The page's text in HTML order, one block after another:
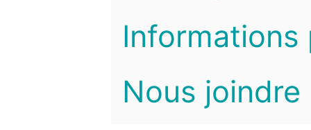
Informations
Nous joindre